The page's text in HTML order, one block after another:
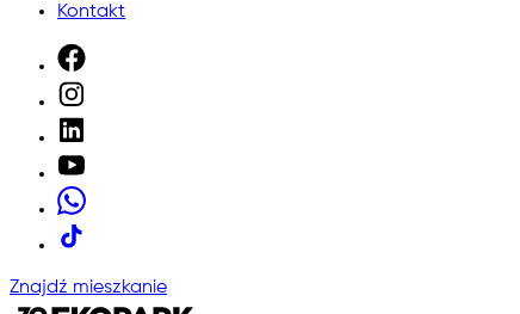
Kontakt
Znajdź mieszkanie